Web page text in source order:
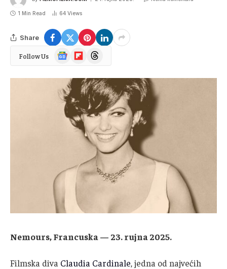
1 Min Read 64 Views
Share
Follow Us
Google
News
FlipboardThreads
Nemours, Francuska — 23. rujna 2025.
Filmska diva Claudia Cardinale, jedna od najvećih